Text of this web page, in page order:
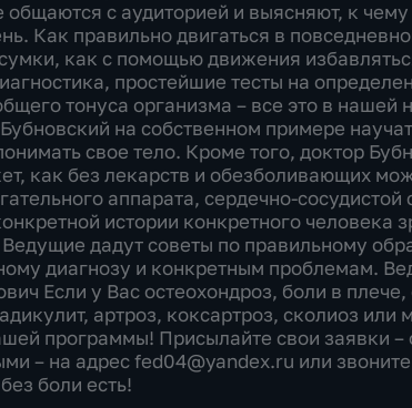
общаются с аудиторией и выясняют, к
Как правильно двигаться в
как с помощью движения
простейшие тесты на
тонуса организма – все это в нашей
на собственном примере
свое тело. Кроме того, доктор
как без лекарств и обезболивающих
аппарата, сердечно-сосудистой
истории конкретного человека
Ведущие дадут советы по правильному
диагнозу и конкретным проблемам.
Если у Вас остеохондроз, боли в
артроз, коксартроз, сколиоз или
программы! Присылайте свои заявки –
– на адрес fed04@yandex.ru или
боли есть!